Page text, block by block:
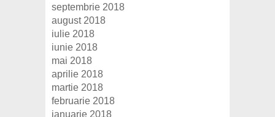
septembrie 2018
august 2018
iulie 2018
iunie 2018
mai 2018
aprilie 2018
martie 2018
februarie 2018
ianuarie 2018